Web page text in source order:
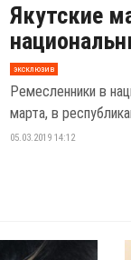
Якутские
эксклюзив
Ремесленники в
марта, в
05.03.2019 14:12